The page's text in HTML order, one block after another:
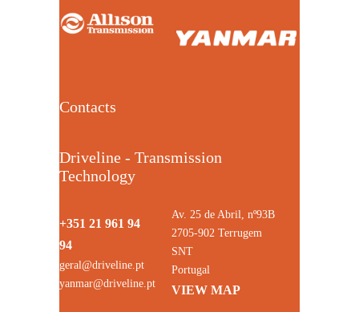
Contacts
Driveline - Transmission
Technology
+351 21 961 94
94
geral@driveline.pt
yanmar@driveline.pt
Av. 25 de Abril, nº93B
2705-902 Terrugem
SNT
Portugal
VIEW MAP